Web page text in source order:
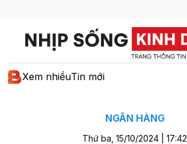
Xem nhiềuTin mới
NGÂN HÀNG
Thứ ba, 15/10/2024 | 17:42